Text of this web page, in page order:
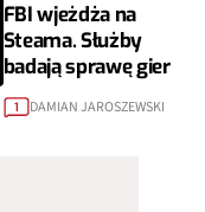
FBI wjeżdża na
Steama. Służby
badają sprawę gier
1 DAMIAN JAROSZEWSKI